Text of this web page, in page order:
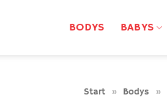
BODYS BABYS
Start » Bodys »